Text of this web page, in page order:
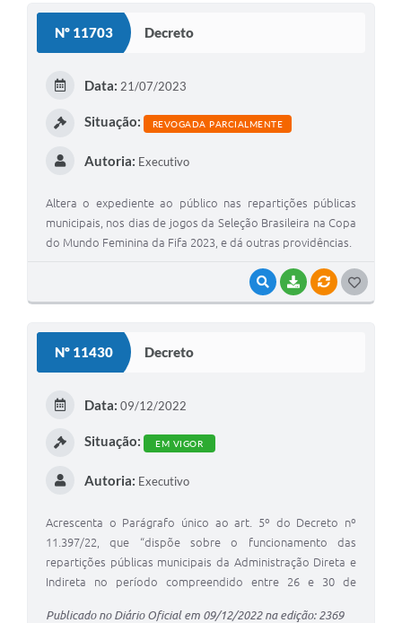
Nº 11703 Decreto
VISUALIZAR
BAIXARVÍNCULOS
Data: 21/07/2023
Situação: REVOGADA PARCIALMENTE
Autoria: Executivo
​Altera o expediente ao público nas repartições públicas
municipais, nos dias de jogos da Seleção Brasileira na Copa
do Mundo Feminina da Fifa 2023, e dá outras providências.
Nº 11430 Decreto
Data: 09/12/2022
Situação: EM VIGOR
Autoria: Executivo
Acrescenta o Parágrafo único ao art. 5º do Decreto nº
11.397/22, que “dispõe sobre o funcionamento das
repartições públicas municipais da Administração Direta e
Indireta no período compreendido entre 26 e 30 de
Publicado no Diário Oficial em 09/12/2022 na edição: 2369